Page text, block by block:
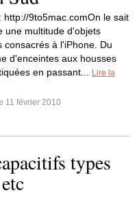
http://9to5mac.comOn le sait
une multitude d'objets
consacrés à l'iPhone. Du
d'enceintes aux housses
en passant...
Lire la
11 février 2010
types